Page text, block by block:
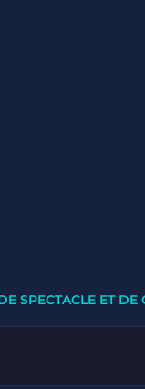
SPECTACLE ET DE